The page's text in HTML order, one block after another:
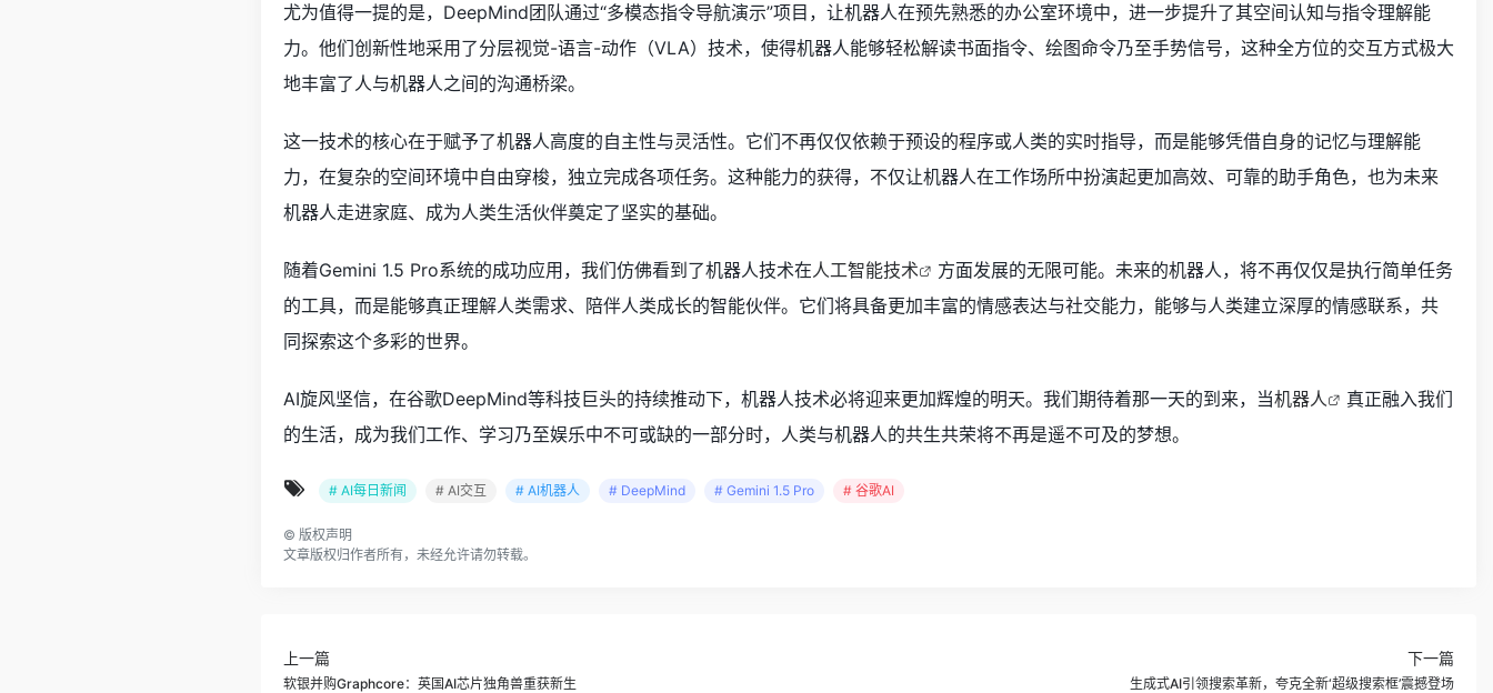
尤为值得一提的是，DeepMind团队通过“多模态指令导航演示”项目，让机器人在预先熟悉的办公室环境中，进一步提升了其空间认知与指令理解能
力。他们创新性地采用了分层视觉-语言-动作（VLA）技术，使得机器人能够轻松解读书面指令、绘图命令乃至手势信号，这种全方位的交互方式极大
地丰富了人与机器人之间的沟通桥梁。
这一技术的核心在于赋予了机器人高度的自主性与灵活性。它们不再仅仅依赖于预设的程序或人类的实时指导，而是能够凭借自身的记忆与理解能
力，在复杂的空间环境中自由穿梭，独立完成各项任务。这种能力的获得，不仅让机器人在工作场所中扮演起更加高效、可靠的助手角色，也为未来
机器人走进家庭、成为人类生活伙伴奠定了坚实的基础。
随着Gemini 1.5 Pro系统的成功应用，我们仿佛看到了机器人技术在人工智能技术
方面发展的无限可能。未来的机器人，将不再仅仅是执行简单任务
的工具，而是能够真正理解人类需求、陪伴人类成长的智能伙伴。它们将具备更加丰富的情感表达与社交能力，能够与人类建立深厚的情感联系，共
同探索这个多彩的世界。
AI旋风坚信，在谷歌DeepMind等科技巨头的持续推动下，机器人技术必将迎来更加辉煌的明天。我们期待着那一天的到来，当机器人
真正融入我们
的生活，成为我们工作、学习乃至娱乐中不可或缺的一部分时，人类与机器人的共生共荣将不再是遥不可及的梦想。
# AI每日新闻 # AI交互 # AI机器人 # DeepMind # Gemini 1.5 Pro # 谷歌AI
© 版权声明
文章版权归作者所有，未经允许请勿转载。
上一篇
软银并购Graphcore：英国AI芯片独角兽重获新生
下一篇
生成式AI引领搜索革新，夸克全新‘超级搜索框’震撼登场